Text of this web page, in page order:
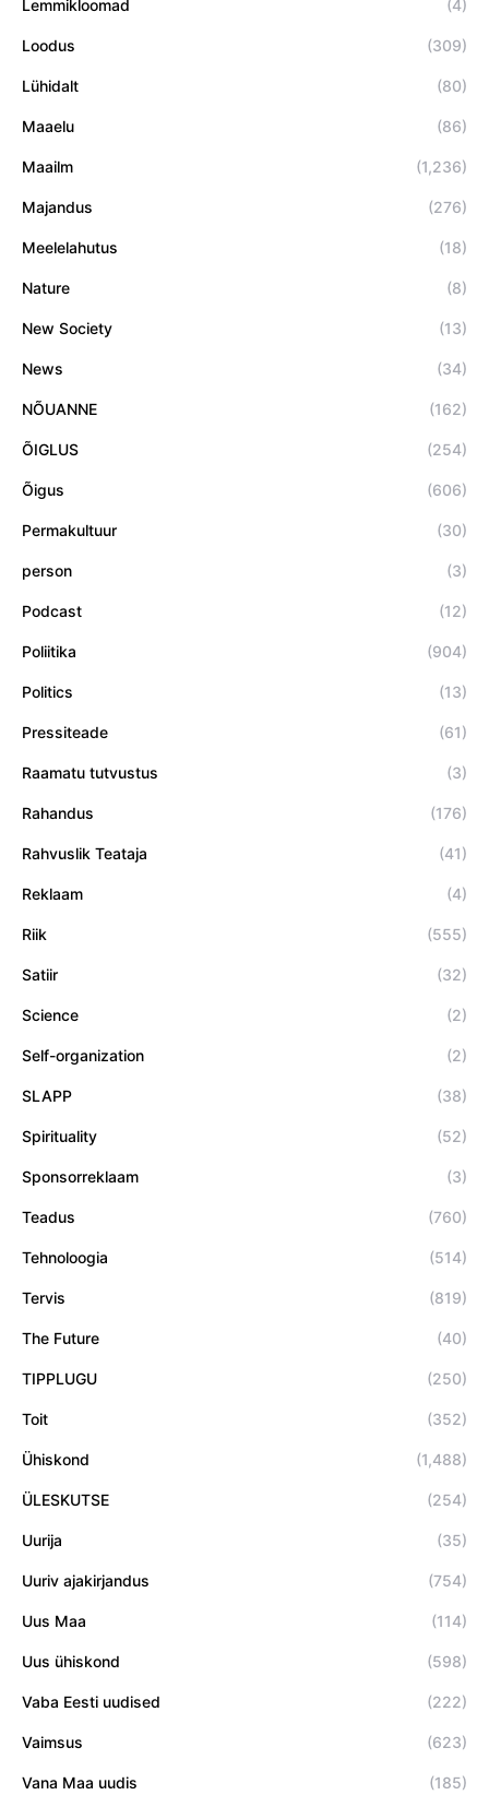
Lemmikloomad (4)
Loodus (309)
Lühidalt (80)
Maaelu (86)
Maailm (1,236)
Majandus (276)
Meelelahutus (18)
Nature (8)
New Society (13)
News (34)
NÕUANNE (162)
ÕIGLUS (254)
Õigus (606)
Permakultuur (30)
person (3)
Podcast (12)
Poliitika (904)
Politics (13)
Pressiteade (61)
Raamatu tutvustus (3)
Rahandus (176)
Rahvuslik Teataja (41)
Reklaam (4)
Riik (555)
Satiir (32)
Science (2)
Self-organization (2)
SLAPP (38)
Spirituality (52)
Sponsorreklaam (3)
Teadus (760)
Tehnoloogia (514)
Tervis (819)
The Future (40)
TIPPLUGU (250)
Toit (352)
Ühiskond (1,488)
ÜLESKUTSE (254)
Uurija (35)
Uuriv ajakirjandus (754)
Uus Maa (114)
Uus ühiskond (598)
Vaba Eesti uudised (222)
Vaimsus (623)
Vana Maa uudis (185)